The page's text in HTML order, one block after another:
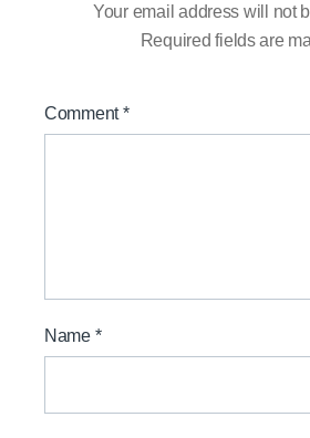
Your email address will not
Required fields are
Comment*
Name *